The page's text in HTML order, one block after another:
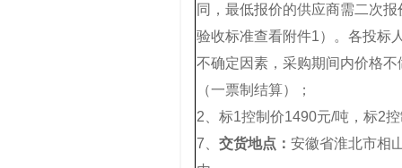
同，最低报价的供应商需二次
验收标准查看附件1）。各投标
不确定因素，采购期间内价格
（一票制结算）；
2、标1控制价1490元/吨，标2
7、 交货地点： 安徽省淮北市相